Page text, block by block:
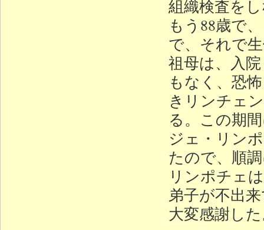
組織検査を
もう88歳で
で、それで
祖母は、入
もなく、恐
きリンチェ
る。この期
ジェ・リン
たので、順
リンポチェ
弟子が不出
大変感謝し